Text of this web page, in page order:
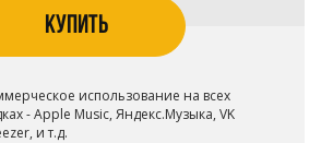
КУПИТЬ
использование на всех
- Apple Music, Яндекс.Музыка, VK
и т.д.